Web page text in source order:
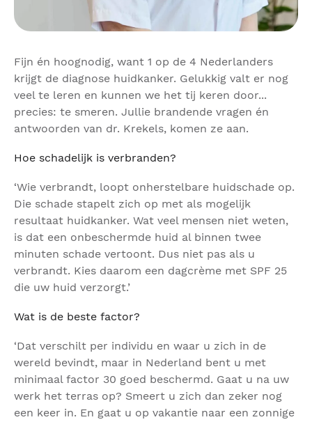
Fijn én hoognodig, want 1 op de 4 Nederlanders
krijgt de diagnose huidkanker. Gelukkig valt er nog
veel te leren en kunnen we het tij keren door...
precies: te smeren. Jullie brandende vragen én
antwoorden van dr. Krekels, komen ze aan.
Hoe schadelijk is verbranden?
‘Wie verbrandt, loopt onherstelbare huidschade op.
Die schade stapelt zich op met als mogelijk
resultaat huidkanker. Wat veel mensen niet weten,
is dat een onbeschermde huid al binnen twee
minuten schade vertoont. Dus niet pas als u
verbrandt. Kies daarom een dagcrème met SPF 25
die uw huid verzorgt.’
Wat is de beste factor?
‘Dat verschilt per individu en waar u zich in de
wereld bevindt, maar in Nederland bent u met
minimaal factor 30 goed beschermd. Gaat u na uw
werk het terras op? Smeert u zich dan zeker nog
een keer in. En gaat u op vakantie naar een zonnige